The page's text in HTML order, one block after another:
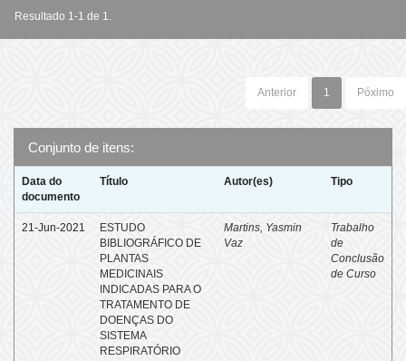
Resultado 1-1 de 1.
Anterior 1 Póximo
Conjunto de itens:
Data do
documento
Título Autor(es) Tipo
21-Jun-2021
ESTUDO
BIBLIOGRÁFICO DE
PLANTAS
MEDICINAIS
INDICADAS PARA O
TRATAMENTO DE
DOENÇAS DO
SISTEMA
RESPIRATÓRIO
Martins, Yasmin
Vaz
Trabalho
de
Conclusão
de Curso